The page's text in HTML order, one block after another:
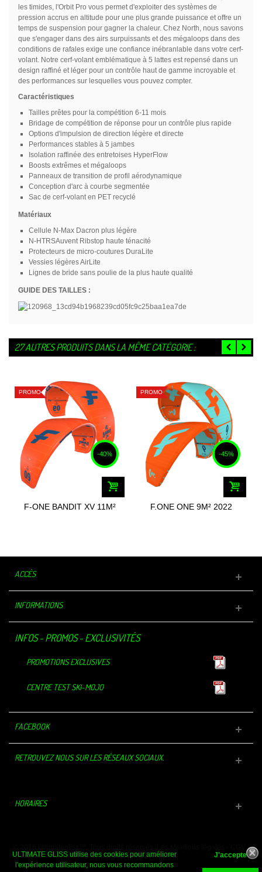
ULTIMATE GLISS utilise des cookies pour améliorer
l'expérience utilisateur, nous vous recommandons
les timides, l'Orbit Pro vous permet d'exploiter des systèmes de
pression accrus en altitude pour une plus grande puissance et offre un
temps de suspension pour gagner la chaleur. Chez North, nous savons
que s'engager dans des airs surpuissants et des mégaloops dans des
conditions de rafales exige une confiance inébranlable dans votre cerf-
volant. Notre cerf-volant emblématique à 5 lattes est repensé dans un
design raffiné et léger pour un contrôle haut de gamme incroyable et
des performances sur lesquelles vous pouvez compter.
Caractéristiques
Tailles prêtes pour la compétition 6-11 mois
Bridage de compétition de réponse pour un contrôle plus rapide
Options d'impulsion de direction légère et directe
Performances stables à 5 jambes
Isolation raffinée des entretoises HyperFlow
Boosts extrêmes et mégaloops
Panneaux de transition de profil aérodynamique
Conception d'arc à courbe segmentée
Sac de cerf-volant en PET recyclé
Matériaux
Cellule N-Max Dacron plus légère
N-HTRSAuvent Ribstop haute ténacité
Protecteurs de micro-coutures DuraLite
Vessies légères AirLite
Lignes de bride sans poulie de la plus haute qualité
GUIDE DES TAILLES :
27 AUTRES PRODUITS DANS LA MÊME CATÉGORIE :
PROMO
-40%
F-ONE BANDIT XV 11M²
PROMO
-45%
F.ONE ONE 9M² 2022
ACCÈS
INFORMATIONS
INFOS - PROMOS - EXCLUSIVITÉS
PROMOTIONS EXCLUSIVES
CENTRE TEST SKI-MOJO
FACEBOOK
RETROUVEZ NOUS SUR LES RÉSEAUX SOCIAUX.
HORAIRES
-
Paiement sécurisé-Livraison